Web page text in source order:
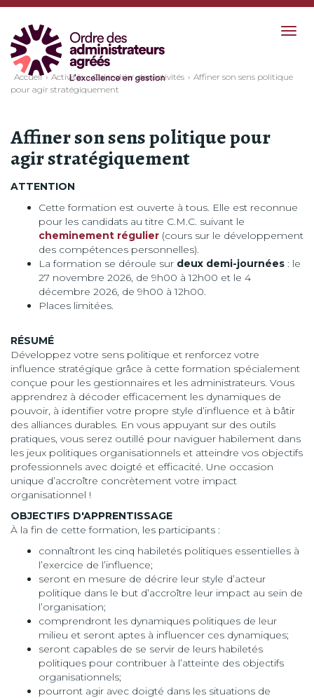
Accueil Activités Calendrier des activités
Affiner son sens politique
pour agir stratégiquement
Affiner son sens politique pour
agir stratégiquement
ATTENTION
Cette formation est ouverte à tous. Elle est reconnue
pour les candidats au titre C.M.C. suivant le
cheminement régulier (cours sur le développement
des compétences personnelles).
La formation se déroule sur deux demi-journées : le
27 novembre 2026, de 9h00 à 12h00 et le 4
décembre 2026, de 9h00 à 12h00.
Places limitées.
RÉSUMÉ
Développez votre sens politique et renforcez votre
influence stratégique grâce à cette formation spécialement
conçue pour les gestionnaires et les administrateurs. Vous
apprendrez à décoder efficacement les dynamiques de
pouvoir, à identifier votre propre style d’influence et à bâtir
des alliances durables. En vous appuyant sur des outils
pratiques, vous serez outillé pour naviguer habilement dans
les jeux politiques organisationnels et atteindre vos objectifs
professionnels avec doigté et efficacité. Une occasion
unique d’accroître concrètement votre impact
organisationnel !
OBJECTIFS D'APPRENTISSAGE
À la fin de cette formation, les participants :
connaîtront les cinq habiletés politiques essentielles à
l’exercice de l’influence;
seront en mesure de décrire leur style d’acteur
politique dans le but d’accroître leur impact au sein de
l’organisation;
comprendront les dynamiques politiques de leur
milieu et seront aptes à influencer ces dynamiques;
seront capables de se servir de leurs habiletés
politiques pour contribuer à l’atteinte des objectifs
organisationnels;
pourront agir avec doigté dans les situations de